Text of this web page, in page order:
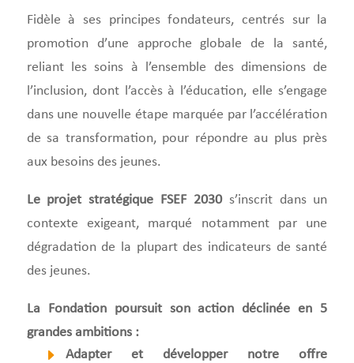
Fidèle à ses principes fondateurs, centrés sur la
promotion d’une approche globale de la santé,
reliant les soins à l’ensemble des dimensions de
l’inclusion, dont l’accès à l’éducation, elle s’engage
dans une nouvelle étape marquée par l’accélération
de sa transformation, pour répondre au plus près
aux besoins des jeunes.
Le projet stratégique FSEF 2030s’inscrit dans un
contexte exigeant, marqué notamment par une
dégradation de la plupart des indicateurs de santé
des jeunes.
La Fondation poursuit son action déclinée en 5
grandes ambitions :
Adapter et développer notre offre